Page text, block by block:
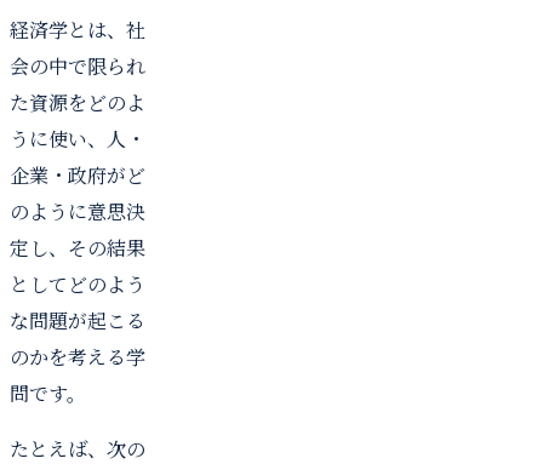
経済学とは、社
会の中で限られ
た資源をどのよ
うに使い、人・
企業・政府がど
のように意思決
定し、その結果
としてどのよう
な問題が起こる
のかを考える学
問です。
たとえば、次の